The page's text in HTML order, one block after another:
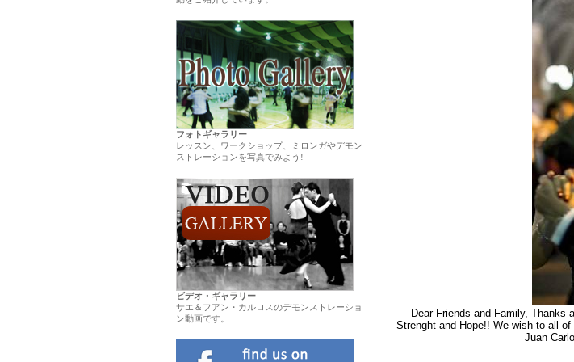
Dear Friends and Family, Thanks
Strenght and Hope!! We wish to all
Juan
フォトギャラリー
レッスン、ワークショップ、ミロンガやデモン
ストレーションを写真でみよう!
ビデオ・ギャラリー
サエ＆フアン・カルロスのデモンストレーショ
ン動画です。